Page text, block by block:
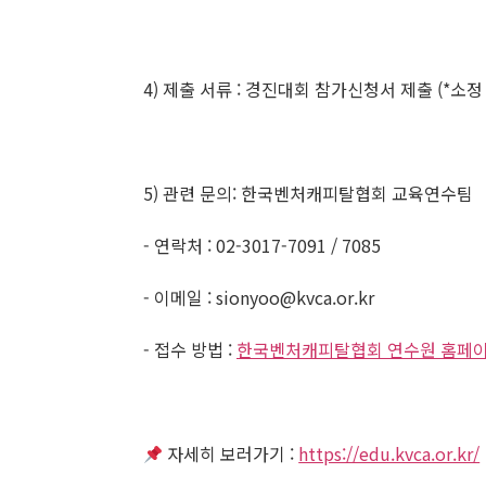
4) 제출 서류 : 경진대회 참가신청서 제출 (*소
5) 관련 문의: 한국벤처캐피탈협회 교육연수팀
- 연락처 : 02-3017-7091 / 7085
- 이메일 : sionyoo@kvca.or.kr
- 접수 방법 : 한국벤처캐피탈협회 연수원 홈페
자세히 보러가기 : https://edu.kvca.or.kr/